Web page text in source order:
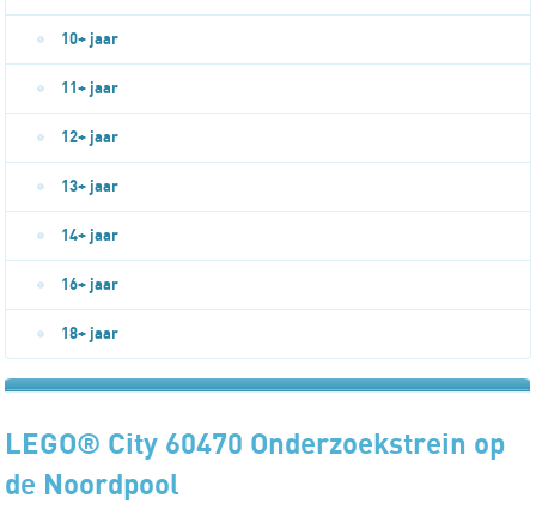
10+ jaar
11+ jaar
12+ jaar
13+ jaar
14+ jaar
16+ jaar
18+ jaar
LEGO® City 60470 Onderzoekstrein op
de Noordpool